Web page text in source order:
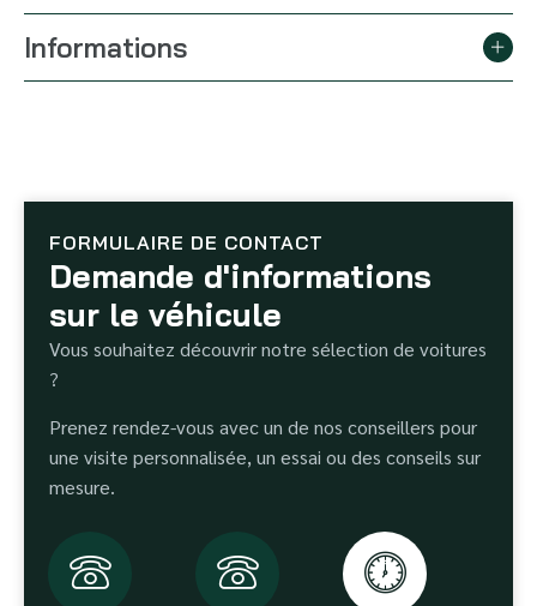
Informations
FORMULAIRE DE CONTACT
Demande d'informations
sur le véhicule
Vous souhaitez découvrir notre sélection de voitures
?
Prenez rendez-vous avec un de nos conseillers pour
une visite personnalisée, un essai ou des conseils sur
mesure.